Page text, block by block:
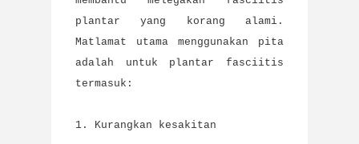
plantar yang korang alami.
Matlamat utama menggunakan pita
adalah untuk plantar fasciitis
termasuk:
1. Kurangkan kesakitan